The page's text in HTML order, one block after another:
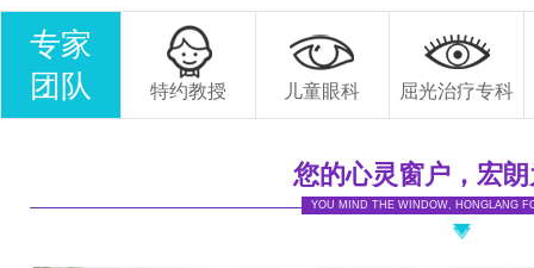
专家
团队
特约教授 儿童眼科 屈光治疗专科
您的心灵窗户，宏
YOU MIND THE WINDOW, HONGLANG